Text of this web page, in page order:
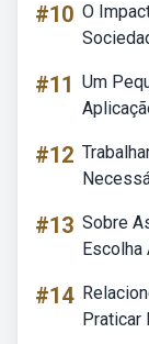
#10 O
#11 Um
#12
#13 Sobre
Escolha
#14
Praticar